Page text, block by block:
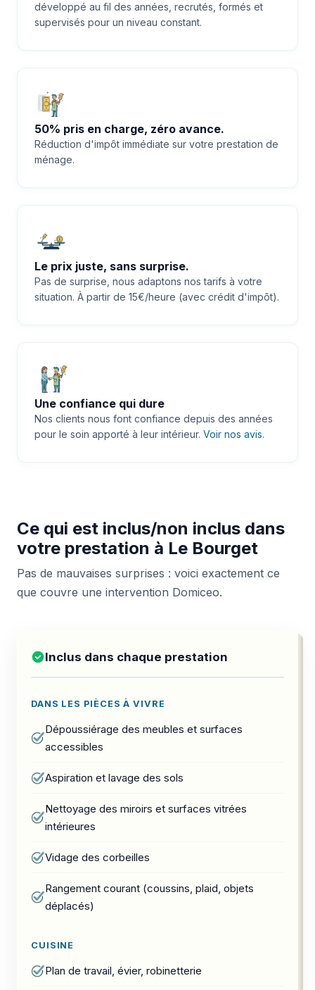
développé au fil des années, recrutés, formés et
supervisés pour un niveau constant.
50% pris en charge, zéro avance.
Réduction d'impôt immédiate sur votre prestation de
ménage.
Le prix juste, sans surprise.
Pas de surprise, nous adaptons nos tarifs à votre
situation. À partir de 15€/heure (avec crédit d'impôt).
Une confiance qui dure
Nos clients nous font confiance depuis des années
pour le soin apporté à leur intérieur. Voir nos avis.
Ce qui est inclus/non inclus dans
votre prestation à Le Bourget
Pas de mauvaises surprises : voici exactement ce
que couvre une intervention Domiceo.
Inclus dans chaque prestation
DANS LES PIÈCES À VIVRE
Dépoussiérage des meubles et surfaces
accessibles
Aspiration et lavage des sols
Nettoyage des miroirs et surfaces vitrées
intérieures
Vidage des corbeilles
Rangement courant (coussins, plaid, objets
déplacés)
CUISINE
Plan de travail, évier, robinetterie